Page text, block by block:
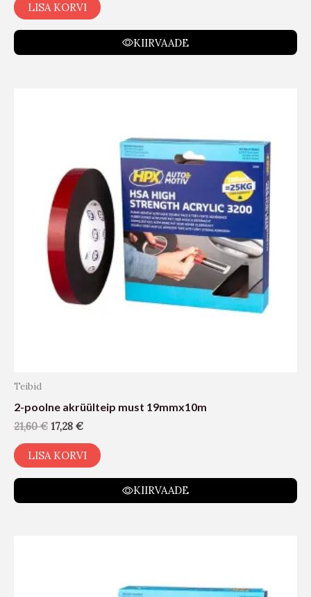
LISA KORVI
KIIRVAADE
Teibid
2-poolne akrüülteip must 19mmx10m
21,60€ 17,28 €
LISA KORVI
KIIRVAADE